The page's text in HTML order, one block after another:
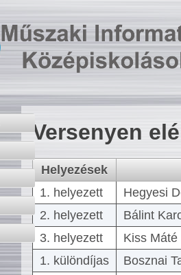
Versenyen
Helyezések
1. helyezett
Hegyesi
2. helyezett
Bálint
3. helyezett
Kiss
1. különdíjas
Bosznai